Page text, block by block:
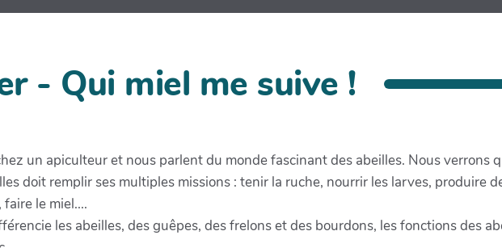
- Qui miel me suive !
un apiculteur et nous parlent du monde fascinant des abeilles. Nous verrons
doit remplir ses multiples missions : tenir la ruche, nourrir les larves, produire
le miel....
les abeilles, des guêpes, des frelons et des bourdons, les fonctions des